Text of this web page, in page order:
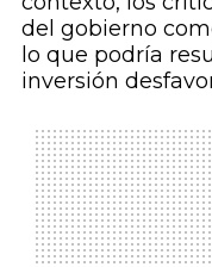
del gobierno
lo que podría
inversión